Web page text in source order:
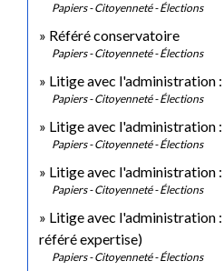
Papiers - Citoyenneté - Élections
Référé conservatoire
Papiers - Citoyenneté - Élections
Litige avec l'administration
Papiers - Citoyenneté - Élections
Litige avec l'administration
Papiers - Citoyenneté - Élections
Litige avec l'administration
Papiers - Citoyenneté - Élections
Litige avec l'administration
référé expertise)
Papiers - Citoyenneté - Élections